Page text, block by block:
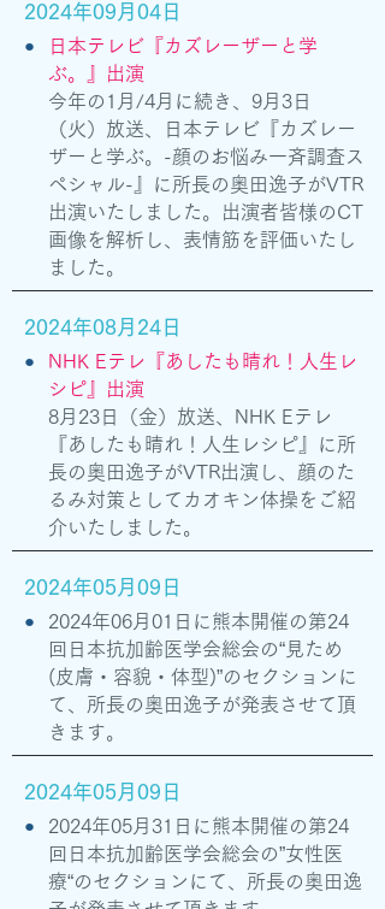
2024年09月04日
日本テレビ『カズレーザーと学
ぶ。』出演
​今年の1月/4月に続き、9月3日
（火）放送、日本テレビ『カズレー
ザーと学ぶ。-顔のお悩み一斉調査ス
ペシャル-』に所長の奥田逸子がVTR
出演いたしました。出演者皆様のCT
画像を解析し、表情筋を評価いたし
ました。
●
2024年08月24日
NHK Eテレ『あしたも晴れ！人生レ
シピ』出演
​8月23日（金）放送、NHK Eテレ
『あしたも晴れ！人生レシピ』に所
長の奥田逸子がVTR出演し、顔のた
るみ対策としてカオキン体操をご紹
介いたしました。
●
2024年05月09日
2024年06月01日に熊本開催の第24
回日本抗加齢医学会総会の“見ため
(皮膚・容貌・体型)”のセクションに
て、所長の奥田逸子が発表させて頂
きます。
●
2024年05月09日
2024年05月31日に熊本開催の第24
回日本抗加齢医学会総会の”女性医
療“のセクションにて、所長の奥田逸
●